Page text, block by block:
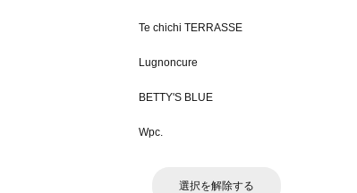
Te chichi TERRASSE
Lugnoncure
BETTY'S BLUE
Wpc.
選択を解除する